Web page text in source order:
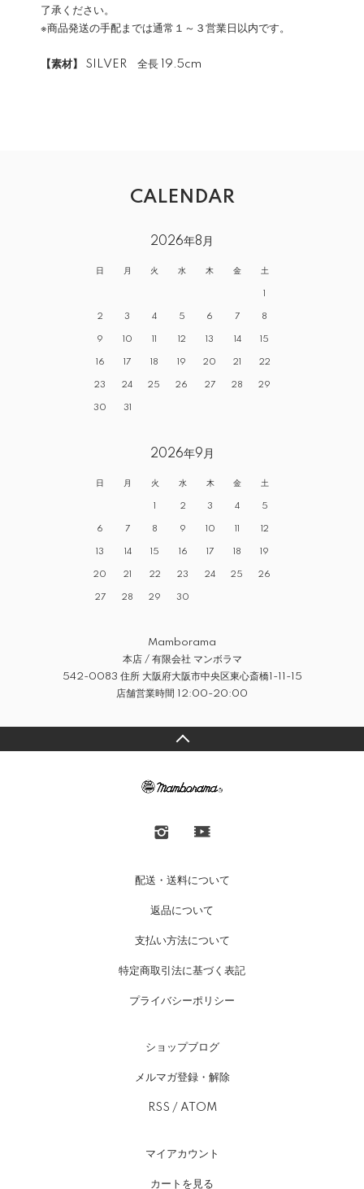
了承ください。
※商品発送の手配までは通常１～３営業日以内です。
【素材】 SILVER 全長 19.5cm
CALENDAR
2026年8月
日 月 火 水 木 金 土
1
2 3 4 5 6 7 8
9 10 11 12 13 14 15
16 17 18 19 20 21 22
23 24 25 26 27 28 29
30 31
2026年9月
日 月 火 水 木 金 土
1 2 3 4 5
6 7 8 9 10 11 12
13 14 15 16 17 18 19
20 21 22 23 24 25 26
27 28 29 30
Mamborama
本店 / 有限会社 マンボラマ
542-0083 住所 大阪府大阪市中央区東心斎橋1-11-15
店舗営業時間 12:00-20:00
配送・送料について
返品について
支払い方法について
特定商取引法に基づく表記
プライバシーポリシー
ショップブログ
メルマガ登録・解除
RSS / ATOM
マイアカウント
カートを見る